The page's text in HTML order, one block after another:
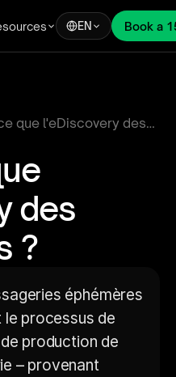
EN Book a
que l'eDiscovery des
des
?
éphémères
processus de
production de
– provenant